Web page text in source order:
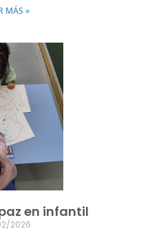
MÁS »
en infantil
2026